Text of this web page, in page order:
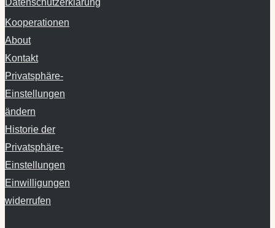
Kooperationen
About
Kontakt
Privatsphäre-
Einstellungen
ändern
Historie der
Privatsphäre-
Einstellungen
Einwilligungen
widerrufen